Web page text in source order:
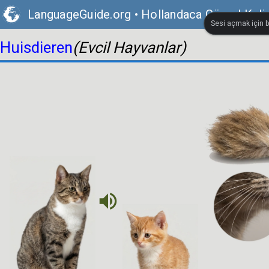
LanguageGuide.org • Hollandaca Görsel
Huisdieren(Evcil Hayvanlar)
Sesi açmak için
volume_up